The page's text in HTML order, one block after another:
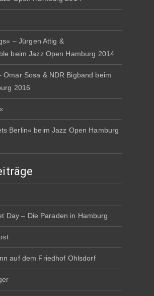
– Jürgen Attig &
beim Jazz Open Hamburg 2014
Omar Sosa & NDR Bigband beim
2016
Berlin« beim Jazz Open Hamburg
Day – Die Paraden in Hamburg
auf dem Friedhof Ohlsdorf